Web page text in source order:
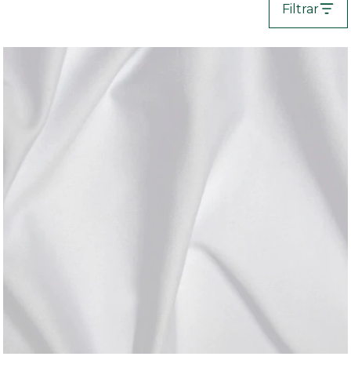
Filtrar